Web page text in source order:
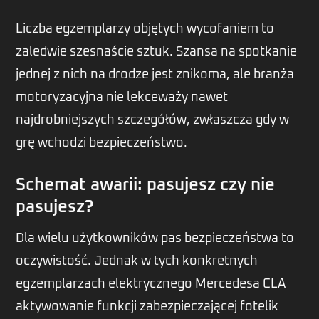
Liczba egzemplarzy objętych wycofaniem to
zaledwie szesnaście sztuk. Szansa na spotkanie
jednej z nich na drodze jest znikoma, ale branża
motoryzacyjna nie lekceważy nawet
najdrobniejszych szczegółów, zwłaszcza gdy w
grę wchodzi bezpieczeństwo.
Schemat awarii: pasujesz czy nie
pasujesz?
Dla wielu użytkowników pas bezpieczeństwa to
oczywistość. Jednak w tych konkretnych
egzemplarzach elektrycznego Mercedesa CLA
aktywowanie funkcji zabezpieczającej fotelik